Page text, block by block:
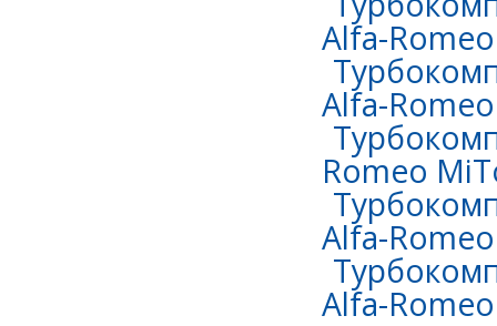
Alfa-
Alfa-
Romeo
Alfa-
Alfa-